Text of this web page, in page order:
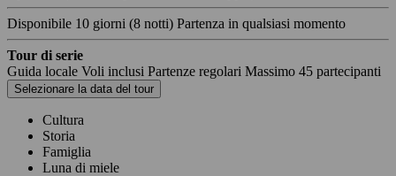
Disponibile 10 giorni (8 notti) Partenza in qualsiasi momento
Tour di serie
Guida locale Voli inclusi Partenze regolari Massimo 45 partecipanti
Selezionare la data del tour
Cultura
Storia
Famiglia
Luna di miele